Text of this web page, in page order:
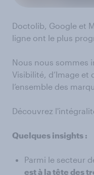
Doctolib, Google et
ligne ont le plus
Nous nous sommes
Visibilité, d’Image et
l’ensemble des
Découvrez
Quelques insights :
Parmi le secteur
est à la tête des